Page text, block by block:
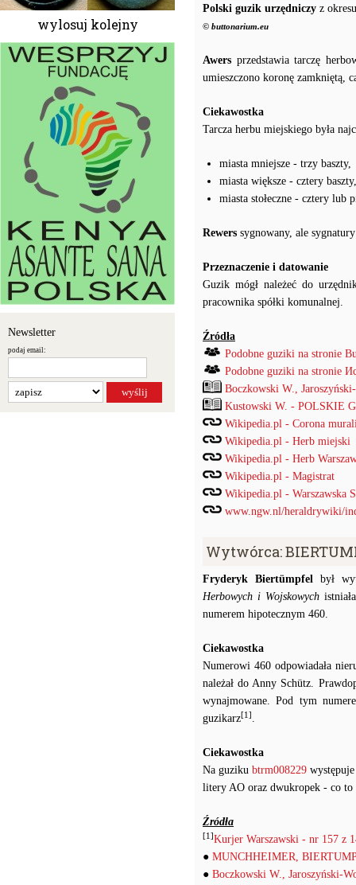
wylosuj kolejny
Newsletter
podaj email:
Polski guzik urzędniczy z
© buttonarium.eu
Awers przedstawia tarczę
umieszczono koronę zamkniętą,
Ciekawostka
Tarcza herbu miejskiego była
miasta mniejsze - trzy baszty,
miasta większe - cztery baszty,
miasta stołeczne - cztery lub
Rewers sygnowany, ale
Przeznaczenie i datowanie
Guzik mógł należeć do
pracownika spółki komunalnej.
Źródła
Podobne guziki na stronie
Podobne guziki na stronie
Boczkowski W.,
Kustowski W. - POLSKIE
Wikipedia.pl - Corona
Wikipedia.pl - Herb miejski
Wikipedia.pl - Herb
Wikipedia.pl - Magistrat
Wikipedia.pl - Warszawska
www.ngw.nl/heraldrywiki/
Wytwórca:
Fryderyk Biertümpfelbył
Herbowych i Wojskowych
numerem hipotecznym 460.
Ciekawostka
Numerowi 460 odpowiadała
należał do Anny Schütz.
wynajmowane. Pod tym
guzikarz[1] .
Ciekawostka
Na guzikubtrm008229
litery AO oraz dwukropek - co to
Źródła
[1]Kurjer Warszawski - nr 157 z
● MUNCHHEIMER,
● Boczkowski W., Jaroszyński-